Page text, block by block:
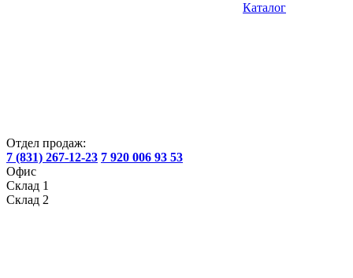
Каталог
Отдел продаж:
7 (831) 267-12-23 7 920 006 93 53
Офис
Склад 1
Склад 2